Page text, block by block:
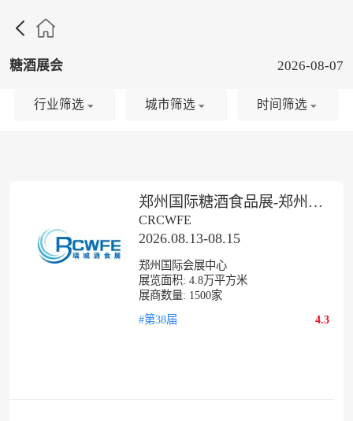

糖酒展会 2026-08-07
郑州国际糖酒食品展-郑州糖酒会
CRCWFE
2026.08.13-08.15
郑州国际会展中心
展览面积: 4.8万平方米
展商数量: 1500家
#第38届
4.3
行业筛选 城市筛选 时间筛选